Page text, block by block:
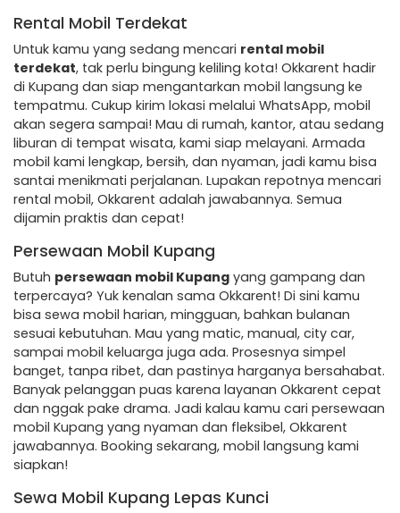
Rental Mobil Terdekat
Untuk kamu yang sedang mencari rental mobil
terdekat, tak perlu bingung keliling kota! Okkarent hadir
di Kupang dan siap mengantarkan mobil langsung ke
tempatmu. Cukup kirim lokasi melalui WhatsApp, mobil
akan segera sampai! Mau di rumah, kantor, atau sedang
liburan di tempat wisata, kami siap melayani. Armada
mobil kami lengkap, bersih, dan nyaman, jadi kamu bisa
santai menikmati perjalanan. Lupakan repotnya mencari
rental mobil, Okkarent adalah jawabannya. Semua
dijamin praktis dan cepat!
Persewaan Mobil Kupang
Butuh persewaan mobil Kupang yang gampang dan
terpercaya? Yuk kenalan sama Okkarent! Di sini kamu
bisa sewa mobil harian, mingguan, bahkan bulanan
sesuai kebutuhan. Mau yang matic, manual, city car,
sampai mobil keluarga juga ada. Prosesnya simpel
banget, tanpa ribet, dan pastinya harganya bersahabat.
Banyak pelanggan puas karena layanan Okkarent cepat
dan nggak pake drama. Jadi kalau kamu cari persewaan
mobil Kupang yang nyaman dan fleksibel, Okkarent
jawabannya. Booking sekarang, mobil langsung kami
siapkan!
Sewa Mobil Kupang Lepas Kunci